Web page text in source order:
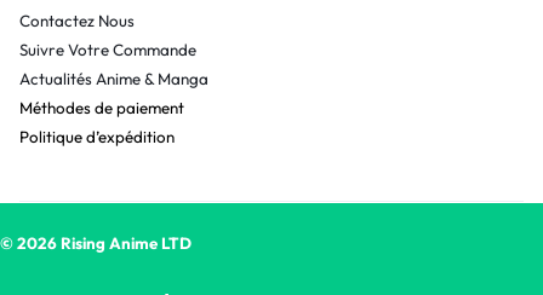
Contactez Nous
Suivre Votre Commande
Actualités Anime & Manga
Méthodes de paiement
Politique d’expédition
© 2026 Rising Anime LTD